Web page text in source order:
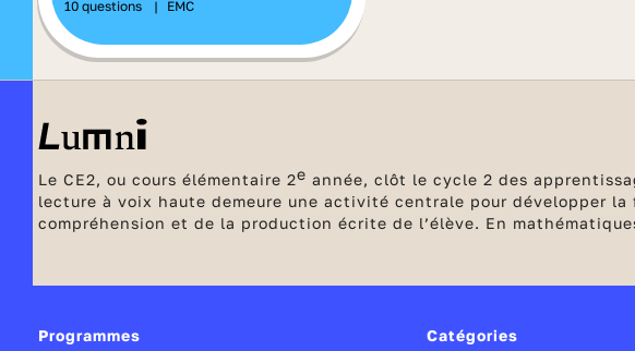
10 questions | EMC
Le CE2, ou cours élémentaire 2e année, clôt le cycle 2 des
lecture à voix haute demeure une activité centrale pour développer
compréhension et de la production écrite de l’élève. En
Programmes Catégories